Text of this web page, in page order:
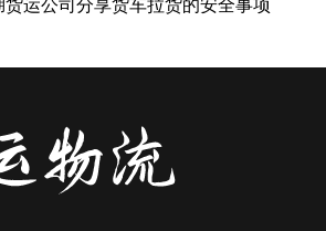
货运公司分享货车拉货的安全事项